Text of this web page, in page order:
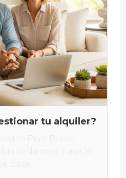
tu alquiler?